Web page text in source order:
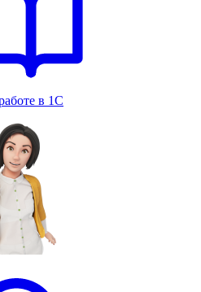
в 1С